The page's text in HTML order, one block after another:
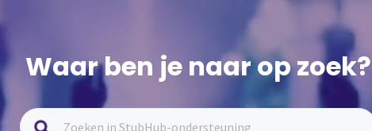
Waar ben je naar op zoek?